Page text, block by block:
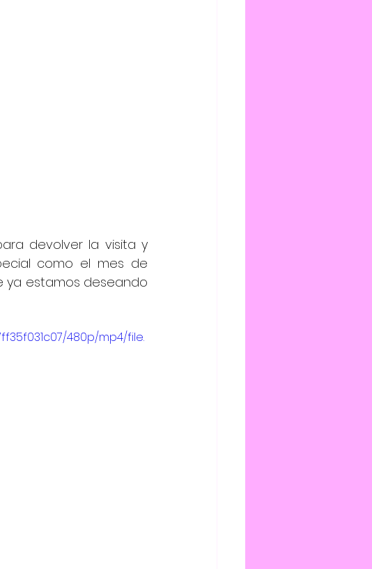
devolver la visita y
como el mes de
ya estamos deseando
480p/mp4/file.